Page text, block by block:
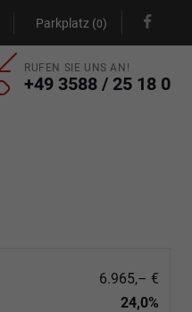
Parkplatz (0)
RUFEN SIE UNS AN!
+49 3588 / 25 18 0
6.965,– €
24,0%